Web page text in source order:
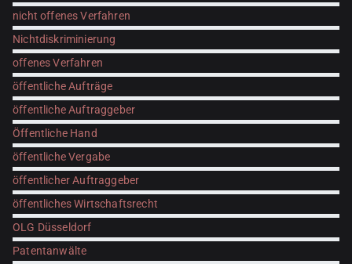
nicht offenes Verfahren
Nichtdiskriminierung
offenes Verfahren
öffentliche Aufträge
öffentliche Auftraggeber
Öffentliche Hand
öffentliche Vergabe
öffentlicher Auftraggeber
öffentliches Wirtschaftsrecht
OLG Düsseldorf
Patentanwälte